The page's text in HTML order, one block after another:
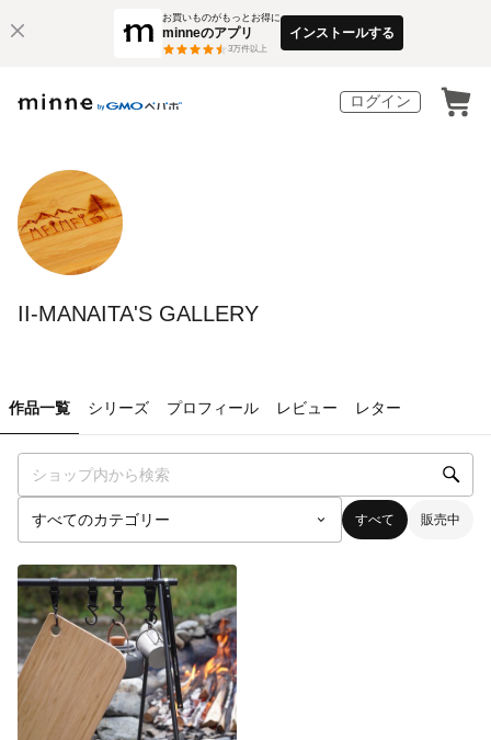
お買いものがもっとお得に
minneのアプリ
3万件以上
インストールする
ログイン
II-MANAITA'S GALLERY
作品一覧 シリーズ プロフィール レビュー レター
すべて 販売中